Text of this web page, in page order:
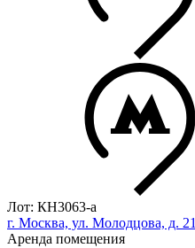
Лот: КН3063-a
г. Москва, ул. Молодцова, д. 21
Аренда помещения